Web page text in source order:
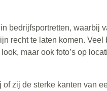
bedrijfsportretten, waarbij
recht te laten komen.
maar ook foto’s op
zij de sterke kanten van